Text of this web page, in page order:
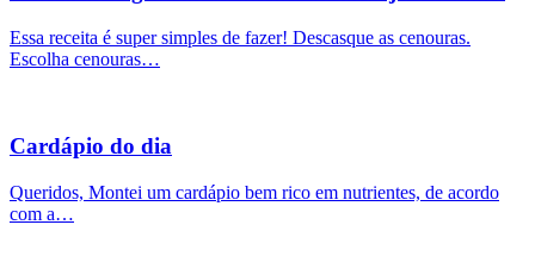
Essa receita é super simples de fazer! Descasque as cenouras.
Escolha cenouras…
Cardápio do dia
Queridos, Montei um cardápio bem rico em nutrientes, de acordo
com a…